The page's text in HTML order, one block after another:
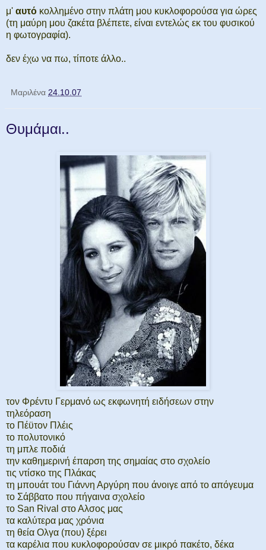
μ' αυτό κολλημένο στην πλάτη μου κυκλοφορούσα για ώρες
(τη μαύρη μου ζακέτα βλέπετε, είναι εντελώς εκ του φυσικού
η φωτογραφία).
δεν έχω να πω, τίποτε άλλο..
Μαριλένα 24.10.07
Θυμάμαι..
τον Φρέντυ Γερμανό ως εκφωνητή ειδήσεων στην
τηλεόραση
το Πέϋτον Πλέις
το πολυτονικό
τη μπλε ποδιά
την καθημερινή έπαρση της σημαίας στο σχολείο
τις ντίσκο της Πλάκας
τη μπουάτ του Γιάννη Αργύρη που άνοιγε από το απόγευμα
το Σάββατο που πήγαινα σχολείο
το San Rival στο Αλσος μας
τα καλύτερα μας χρόνια
τη θεία Ολγα (που) ξέρει
τα καρέλια που κυκλοφορούσαν σε μικρό πακέτο, δέκα